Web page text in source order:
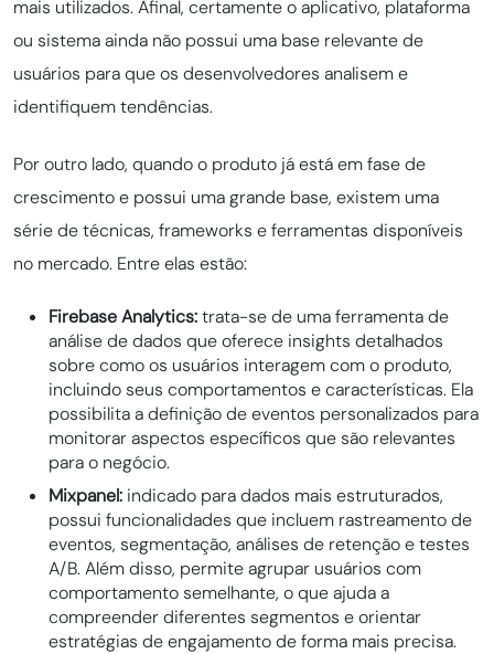
mais utilizados. Afinal, certamente o aplicativo, plataforma
ou sistema ainda não possui uma base relevante de
usuários para que os desenvolvedores analisem e
identifiquem tendências.
Por outro lado, quando o produto já está em fase de
crescimento e possui uma grande base, existem uma
série de técnicas, frameworks e ferramentas disponíveis
no mercado. Entre elas estão:
Firebase Analytics:trata-se de uma ferramenta de
análise de dados que oferece insights detalhados
sobre como os usuários interagem com o produto,
incluindo seus comportamentos e características. Ela
possibilita a definição de eventos personalizados para
monitorar aspectos específicos que são relevantes
para o negócio.
Mixpanel: indicado para dados mais estruturados,
possui funcionalidades que incluem rastreamento de
eventos, segmentação, análises de retenção e testes
A/B. Além disso, permite agrupar usuários com
comportamento semelhante, o que ajuda a
compreender diferentes segmentos e orientar
estratégias de engajamento de forma mais precisa.